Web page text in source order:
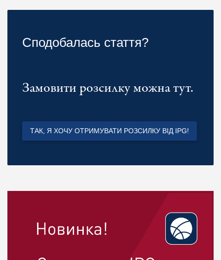
Сподобалась стаття?
Замовити розсилку можна тут.
ТАК, Я ХОЧУ ОТРИМУВАТИ РОЗСИЛКУ ВІД IPG!